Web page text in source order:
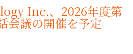
Inc.、2026年度第
会議の開催を予定